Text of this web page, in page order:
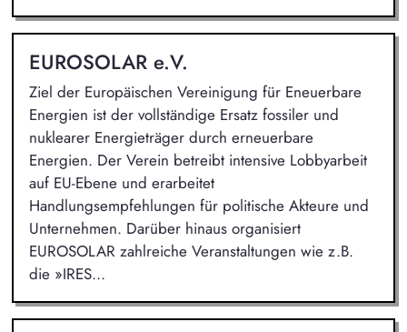
EUROSOLAR e.V.
Ziel der Europäischen Vereinigung für Eneuerbare
Energien ist der vollständige Ersatz fossiler und
nuklearer Energieträger durch erneuerbare
Energien. Der Verein betreibt intensive Lobbyarbeit
auf EU-Ebene und erarbeitet
Handlungsempfehlungen für politische Akteure und
Unternehmen. Darüber hinaus organisiert
EUROSOLAR zahlreiche Veranstaltungen wie z.B.
die »IRES...